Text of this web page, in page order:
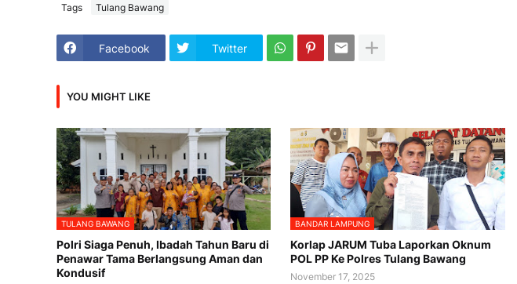
Tags Tulang Bawang
Facebook Twitter
YOU MIGHT LIKE
TULANG BAWANG
Polri Siaga Penuh, Ibadah Tahun Baru di
Penawar Tama Berlangsung Aman dan
Kondusif
BANDAR LAMPUNG
Korlap JARUM Tuba Laporkan Oknum
POL PP Ke Polres Tulang Bawang ‎
November 17, 2025